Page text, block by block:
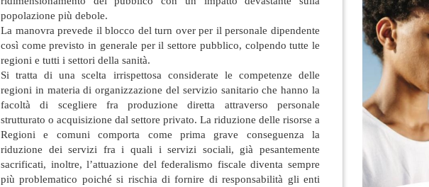
popolazione più debole.
La manovra prevede il blocco del turn over per il personale dipendente
così come previsto in generale per il settore pubblico, colpendo tutte le
regioni e tutti i settori della sanità.
Si tratta di una scelta irrispettosa considerate le competenze delle
regioni in materia di organizzazione del servizio sanitario che hanno la
facoltà di scegliere fra produzione diretta attraverso personale
strutturato o acquisizione dal settore privato. La riduzione delle risorse a
Regioni e comuni comporta come prima grave conseguenza la
riduzione dei servizi fra i quali i servizi sociali, già pesantemente
sacrificati, inoltre, l’attuazione del federalismo fiscale diventa sempre
più problematico poiché si rischia di fornire di responsabilità gli enti